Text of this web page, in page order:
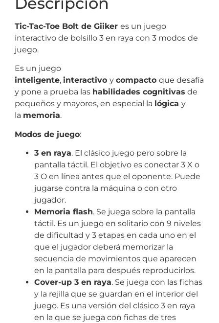
Tic-Tac-Toe Bolt de Giiker es un juego
interactivo de bolsillo 3 en raya con 3 modos de
juego.
Es un juego
inteligente, interactivo y compacto que desafía
y pone a prueba las habilidades cognitivas de
pequeños y mayores, en especial la lógica y
la memoria.
Modos de juego:
3 en raya. El clásico juego pero sobre la
pantalla táctil. El objetivo es conectar 3 X o
3 O en línea antes que el oponente. Puede
jugarse contra la máquina o con otro
jugador.
Memoria flash. Se juega sobre la pantalla
táctil. Es un juego en solitario con 9 niveles
de dificultad y 3 etapas en cada uno en el
que el jugador deberá memorizar la
secuencia de movimientos que aparecen
en la pantalla para después reproducirlos.
Cover-up 3 en raya. Se juega con las fichas
y la rejilla que se guardan en el interior del
juego. Es una versión del clásico 3 en raya
en la que se juega con fichas de tres